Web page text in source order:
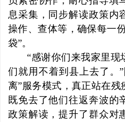
息采集，同步解读政策内
操作、查体等，确保每一
袋”。
“感谢你们来我家里
们就用不着到县上去了。
离”服务模式，真正站在残
既免去了他们往返奔波的
政策解读，提升了群众对